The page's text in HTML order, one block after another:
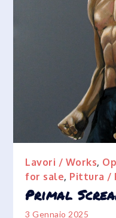
Lavori / Works,
for sale, Pittura /
Primal
3 Gennaio 2025